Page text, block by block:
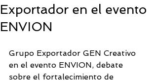
Exportador en el evento
ENVION
Grupo Exportador GEN Creativo
en el evento ENVION, debate
sobre el fortalecimiento de